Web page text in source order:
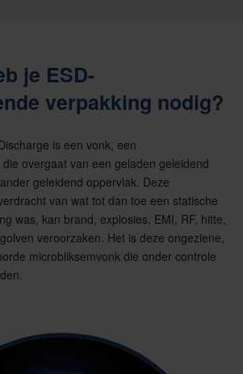
je ESD-
verpakking nodig?
is een vonk, een
overgaat van een geladen geleidend
geleidend oppervlak. Deze
van wat tot dan toe een statische
was, kan brand, explosies, EMI, RF, hitte,
veroorzaken. Het is deze ongeziene,
microbliksemvonk die onder controle